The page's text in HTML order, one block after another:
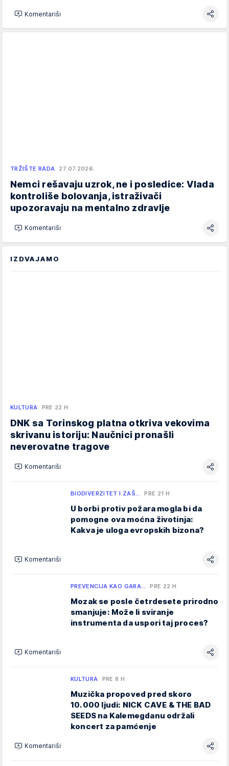
Komentariši
TRŽIŠTE RADA 27.07.2026.
Nemci rešavaju uzrok, ne i posledice: Vlada
kontroliše bolovanja, istraživači
upozoravaju na mentalno zdravlje
Komentariši
IZDVAJAMO
KULTURA PRE 22 H
DNK sa Torinskog platna otkriva vekovima
skrivanu istoriju: Naučnici pronašli
neverovatne tragove
Komentariši
BIODIVERZITET I ZAŠ… PRE 21 H
U borbi protiv požara mogla bi da
pomogne ova moćna životinja:
Kakva je uloga evropskih bizona?
Komentariši
PREVENCIJA KAO GARA… PRE 22 H
Mozak se posle četrdesete prirodno
smanjuje: Može li sviranje
instrumenta da uspori taj proces?
Komentariši
KULTURA PRE 8 H
Muzička propoved pred skoro
10.000 ljudi: NICK CAVE & THE BAD
SEEDS na Kalemegdanu održali
koncert za pamćenje
Komentariši